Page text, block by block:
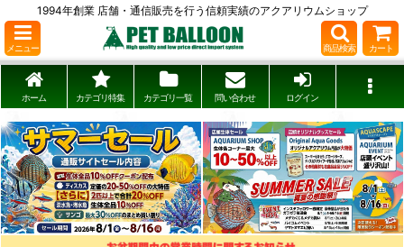
1994年創業 店舗・通信販売を行う信頼実績のアクアリウムショップ
メニュー 商品検索 カート
ホーム カテゴリ特集 カテゴリ一覧 問い合わせ ログイン